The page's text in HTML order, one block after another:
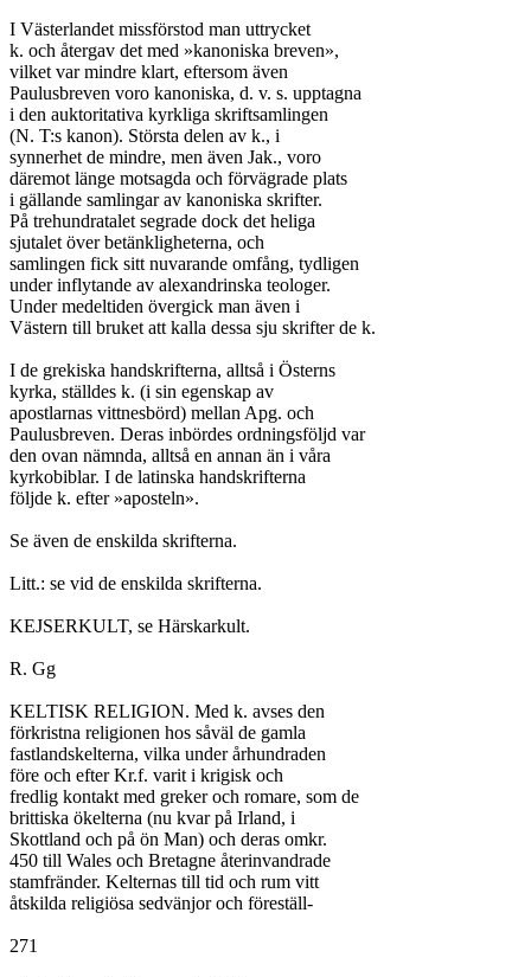
I Västerlandet missförstod man uttrycket
k. och återgav det med »kanoniska breven»,
vilket var mindre klart, eftersom även
Paulusbreven voro kanoniska, d. v. s. upptagna
i den auktoritativa kyrkliga skriftsamlingen
(N. T:s kanon). Största delen av k., i
synnerhet de mindre, men även Jak., voro
däremot länge motsagda och förvägrade plats
i gällande samlingar av kanoniska skrifter.
På trehundratalet segrade dock det heliga
sjutalet över betänkligheterna, och
samlingen fick sitt nuvarande omfång, tydligen
under inflytande av alexandrinska teologer.
Under medeltiden övergick man även i
Västern till bruket att kalla dessa sju skrifter de k.
I de grekiska handskrifterna, alltså i Österns
kyrka, ställdes k. (i sin egenskap av
apostlarnas vittnesbörd) mellan Apg. och
Paulusbreven. Deras inbördes ordningsföljd var
den ovan nämnda, alltså en annan än i våra
kyrkobiblar. I de latinska handskrifterna
följde k. efter »aposteln».
Se även de enskilda skrifterna.
Litt.: se vid de enskilda skrifterna.
KEJSERKULT, se Härskarkult.
R. Gg
KELTISK RELIGION. Med k. avses den
förkristna religionen hos såväl de gamla
fastlandskelterna, vilka under århundraden
före och efter Kr.f. varit i krigisk och
fredlig kontakt med greker och romare, som de
brittiska ökelterna (nu kvar på Irland, i
Skottland och på ön Man) och deras omkr.
450 till Wales och Bretagne återinvandrade
stamfränder. Kelternas till tid och rum vitt
åtskilda religiösa sedvänjor och föreställ-
271